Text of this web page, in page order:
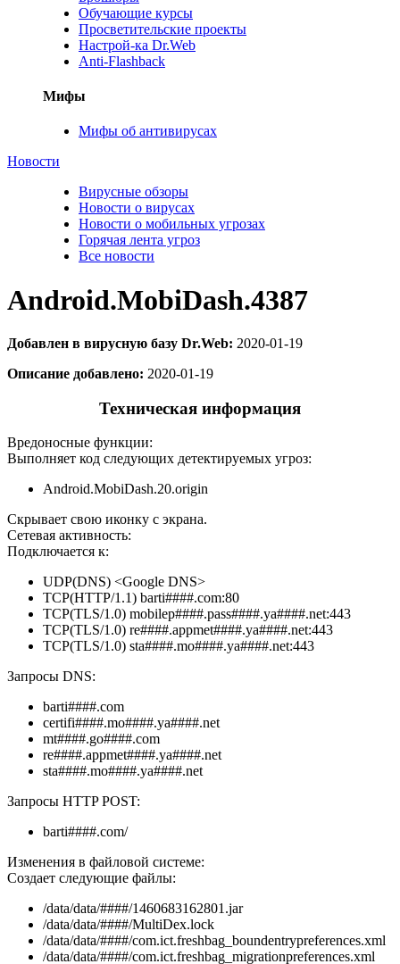
Обучающие курсы
Просветительские проекты
Настрой-ка Dr.Web
Anti-Flashback
Мифы
Мифы об антивирусах
Новости
Вирусные обзоры
Новости о вирусах
Новости о мобильных угрозах
Горячая лента угроз
Все новости
Android.MobiDash.4387
Добавлен в вирусную базу Dr.Web: 2020-01-19
Описание добавлено: 2020-01-19
Техническая информация
Вредоносные функции:
Выполняет код следующих детектируемых угроз:
Android.MobiDash.20.origin
Скрывает свою иконку с экрана.
Сетевая активность:
Подключается к:
UDP(DNS) <Google DNS>
TCP(HTTP/1.1) barti####.com:80
TCP(TLS/1.0) mobilep####.pass####.ya####.net:443
TCP(TLS/1.0) re####.appmet####.ya####.net:443
TCP(TLS/1.0) sta####.mo####.ya####.net:443
Запросы DNS:
barti####.com
certifi####.mo####.ya####.net
mt####.go####.com
re####.appmet####.ya####.net
sta####.mo####.ya####.net
Запросы HTTP POST:
barti####.com/
Изменения в файловой системе:
Создает следующие файлы:
/data/data/####/1460683162801.jar
/data/data/####/MultiDex.lock
/data/data/####/com.ict.freshbag_boundentrypreferences.xml
/data/data/####/com.ict.freshbag_migrationpreferences.xml